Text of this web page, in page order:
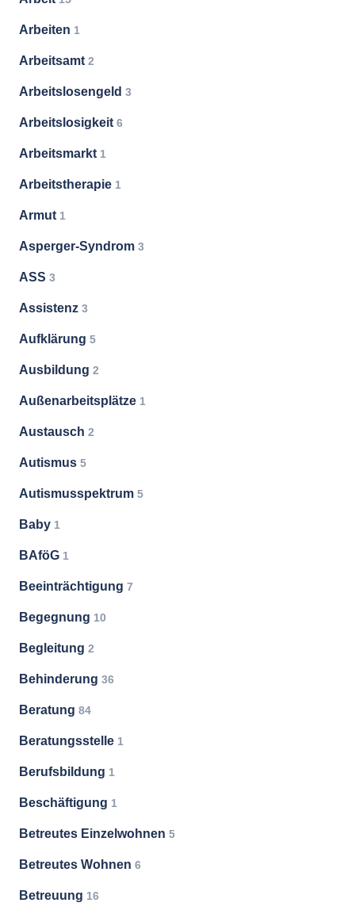
Arbeiten 1
Arbeitsamt 2
Arbeitslosengeld 3
Arbeitslosigkeit 6
Arbeitsmarkt 1
Arbeitstherapie 1
Armut 1
Asperger-Syndrom 3
ASS 3
Assistenz 3
Aufklärung 5
Ausbildung 2
Außenarbeitsplätze 1
Austausch 2
Autismus 5
Autismusspektrum 5
Baby 1
BAföG 1
Beeinträchtigung 7
Begegnung 10
Begleitung 2
Behinderung 36
Beratung 84
Beratungsstelle 1
Berufsbildung 1
Beschäftigung 1
Betreutes Einzelwohnen 5
Betreutes Wohnen 6
Betreuung 16